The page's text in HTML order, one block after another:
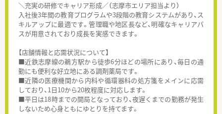
＼充実の研修でキャリア形成／（志摩市エリア担当より）
入社後3年間の教育プログラムや3段階の教育システムがあり、ス
キルアップに最適です。管理職や地区長など、明確なキャリアパ
スが用意されており成長を実感できます。
【店舗情報と応需状況について】
■近鉄志摩線の鵜方駅から徒歩6分ほどの場所にあり、毎日の通
勤にも便利な好立地にある調剤薬局です。
■近隣の医療機関から内科や循環器科の処方箋をメインに応需
しており、1日10から20枚程度に対応します。
■平日は18時までの開局となっており、夜遅くまでの勤務が発生
しないため心身ともにゆとりを持てます。